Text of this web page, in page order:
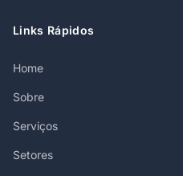
Links Rápidos
Home
Sobre
Serviços
Setores